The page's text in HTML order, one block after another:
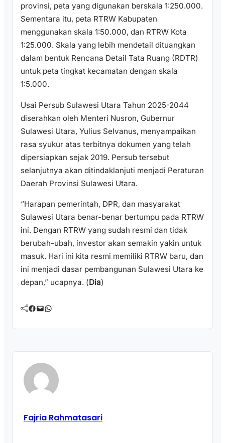
provinsi, peta yang digunakan berskala 1:250.000.
Sementara itu, peta RTRW Kabupaten
menggunakan skala 1:50.000, dan RTRW Kota
1:25.000. Skala yang lebih mendetail dituangkan
dalam bentuk Rencana Detail Tata Ruang (RDTR)
untuk peta tingkat kecamatan dengan skala
1:5.000.
Usai Persub Sulawesi Utara Tahun 2025-2044
diserahkan oleh Menteri Nusron, Gubernur
Sulawesi Utara, Yulius Selvanus, menyampaikan
rasa syukur atas terbitnya dokumen yang telah
dipersiapkan sejak 2019. Persub tersebut
selanjutnya akan ditindaklanjuti menjadi Peraturan
Daerah Provinsi Sulawesi Utara.
“Harapan pemerintah, DPR, dan masyarakat
Sulawesi Utara benar-benar bertumpu pada RTRW
ini. Dengan RTRW yang sudah resmi dan tidak
berubah-ubah, investor akan semakin yakin untuk
masuk. Hari ini kita resmi memiliki RTRW baru, dan
ini menjadi dasar pembangunan Sulawesi Utara ke
depan,” ucapnya. (Dia)
Facebook Mail WhatsApp
Fajria Rahmatasari